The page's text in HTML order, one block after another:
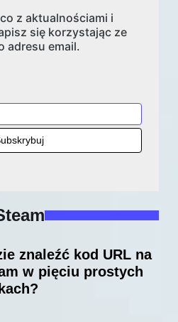
z aktualnościami i
się korzystając ze
adresu email.
znaleźć kod URL na
w pięciu prostych